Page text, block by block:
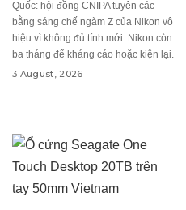
Quốc: hội đồng CNIPA tuyên các
bằng sáng chế ngàm Z của Nikon vô
hiệu vì không đủ tính mới. Nikon còn
ba tháng để kháng cáo hoặc kiện lại.
3 August, 2026